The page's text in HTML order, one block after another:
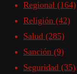
Regional (164)
Religión (42)
Salud (285)
Sanción (9)
Seguridad (35)